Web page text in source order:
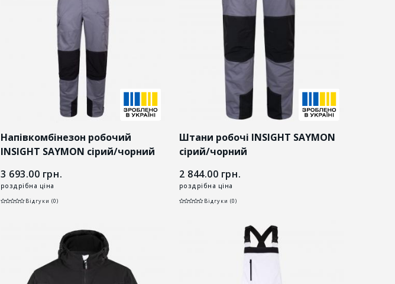
Напівкомбінезон робочий
INSIGHT SAYMON сірий/чорний
3 693.00 грн.
роздрібна ціна
Відгуки (0)
Штани робочі INSIGHT SAYMON
cірий/чорний
2 844.00 грн.
роздрібна ціна
Відгуки (0)